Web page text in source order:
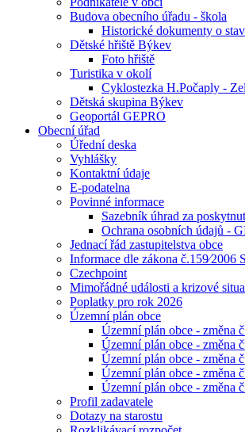
Budova obecního úřadu - škola
Historické dokumenty o
Dětské hřiště Býkev
Foto hřiště
Turistika v okolí
Cyklostezka H.Počaply -
Dětská skupina Býkev
Geoportál GEPRO
Obecní úřad
Úřední deska
Vyhlášky
Kontaktní údaje
E-podatelna
Povinné informace
Sazebník úhrad za
Ochrana osobních údajů -
Jednací řád zastupitelstva obce
Informace dle zákona č.159⁄2006
Czechpoint
Mimořádné události a krizové
Poplatky pro rok 2026
Územní plán obce
Územní plán obce - změna
Územní plán obce - změna
Územní plán obce - změna
Územní plán obce - změna
Územní plán obce - změna
Profil zadavatele
Dotazy na starostu